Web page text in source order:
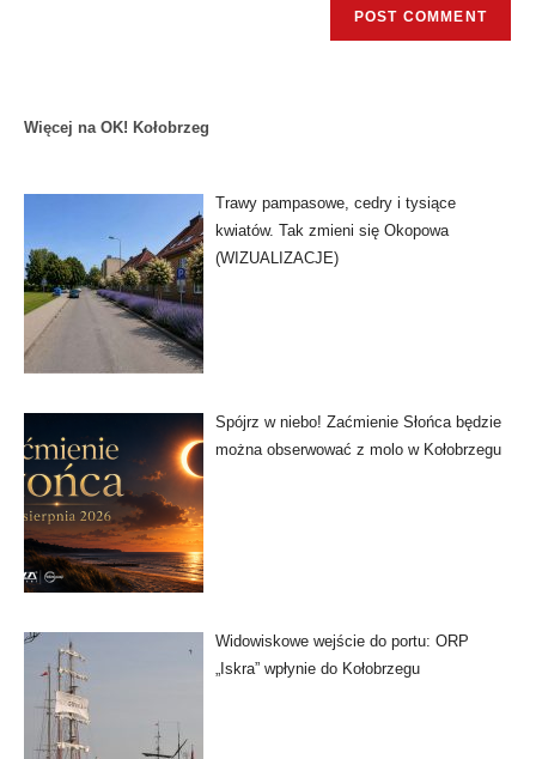
Więcej na OK! Kołobrzeg
Trawy pampasowe, cedry i tysiące
kwiatów. Tak zmieni się Okopowa
(WIZUALIZACJE)
Spójrz w niebo! Zaćmienie Słońca będzie
można obserwować z molo w Kołobrzegu
Widowiskowe wejście do portu: ORP
„Iskra” wpłynie do Kołobrzegu